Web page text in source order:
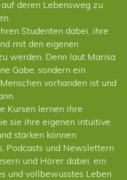
deren Lebensweg zu
Studenten dabei, ihre
mit den eigenen
werden. Denn laut Marisa
Gabe, sondern ein
vorhanden ist und
Kursen lernen ihre
sie ihre eigenen intuitive
stärken können.
Podcasts und Newslettern
und Hörer dabei, ein
und vollbewusstes Leben